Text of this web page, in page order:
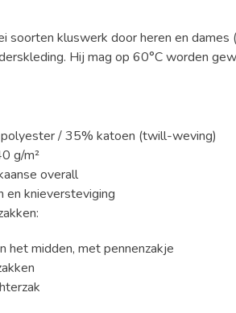
soorten kluswerk door heren en
Hij mag op 60°C worden
/ 35% katoen (twill-weving)
g/m²
overall
en knieversteviging
het midden, met pennenzakje